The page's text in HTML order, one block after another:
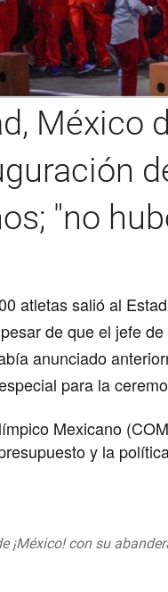
México
"no
atletas salió al
de que el jefe
anunciado
para la
Mexicano
y la
¡México! con su